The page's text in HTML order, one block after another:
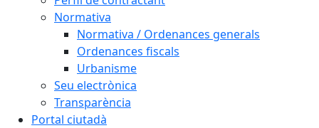
Normativa
Normativa / Ordenances generals
Ordenances fiscals
Urbanisme
Seu electrònica
Transparència
Portal ciutadà